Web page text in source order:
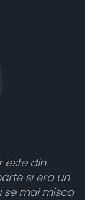
este din
si era un
se mai misca